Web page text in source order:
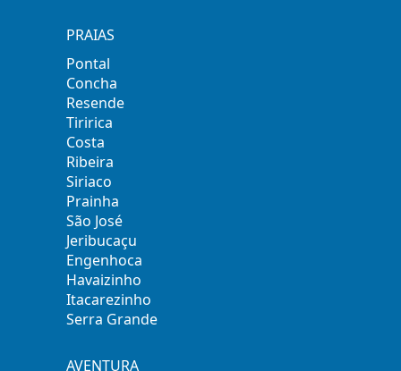
PRAIAS
Pontal
Concha
Resende
Tiririca
Costa
Ribeira
Siriaco
Prainha
São José
Jeribucaçu
Engenhoca
Havaizinho
Itacarezinho
Serra Grande
AVENTURA